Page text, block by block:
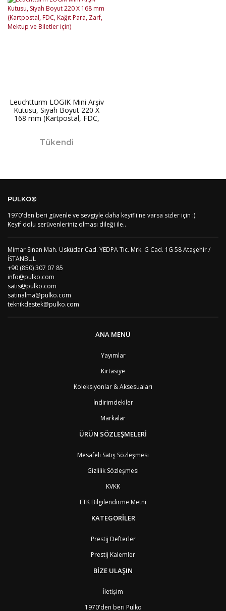
Leuchtturm LOGIK Mini Arşiv
Kutusu, Siyah Boyut 220 X
168 mm (Kartpostal, FDC,
Tükendi
PULKO©
1970'den beri güvenle ve sevgiyle daha keyifli ne varsa sizler için :).
Keyif dolu serüvenleriniz olması dileği ile..
Mimar Sinan Mah. Üsküdar Cad. YEDPA Tic. Mrk. G Cad. 1G 58 Ataşehir /
İSTANBUL
+90 (850) 307 07 85
info@pulko.com
satis@pulko.com
satinalma@pulko.com
teknikdestek@pulko.com
ANA MENÜ
Yayımlar
Kırtasiye
Koleksiyonlar & Aksesuaları
İndirimdekiler
Markalar
ÜRÜN SÖZLEŞMELERİ
Mesafeli Satış Sözleşmesi
Gizlilik Sözleşmesi
KVKK
ETK Bilgilendirme Metni
KATEGORİLER
Prestij Defterler
Prestij Kalemler
BİZE ULAŞIN
İletişim
1970'den beri Pulko